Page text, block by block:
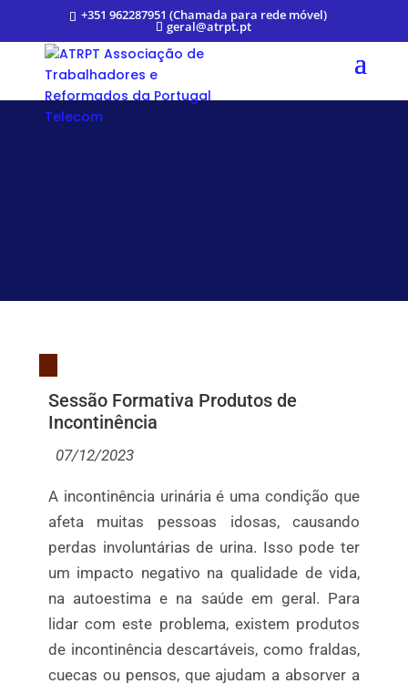
+351 962287951 (Chamada para rede móvel)
geral@atrpt.pt
Sessão Formativa Produtos de
Incontinência
07/12/2023
A incontinência urinária é uma condição que
afeta muitas pessoas idosas, causando
perdas involuntárias de urina. Isso pode ter
um impacto negativo na qualidade de vida,
na autoestima e na saúde em geral. Para
lidar com este problema, existem produtos
de incontinência descartáveis, como fraldas,
cuecas ou pensos, que ajudam a absorver a